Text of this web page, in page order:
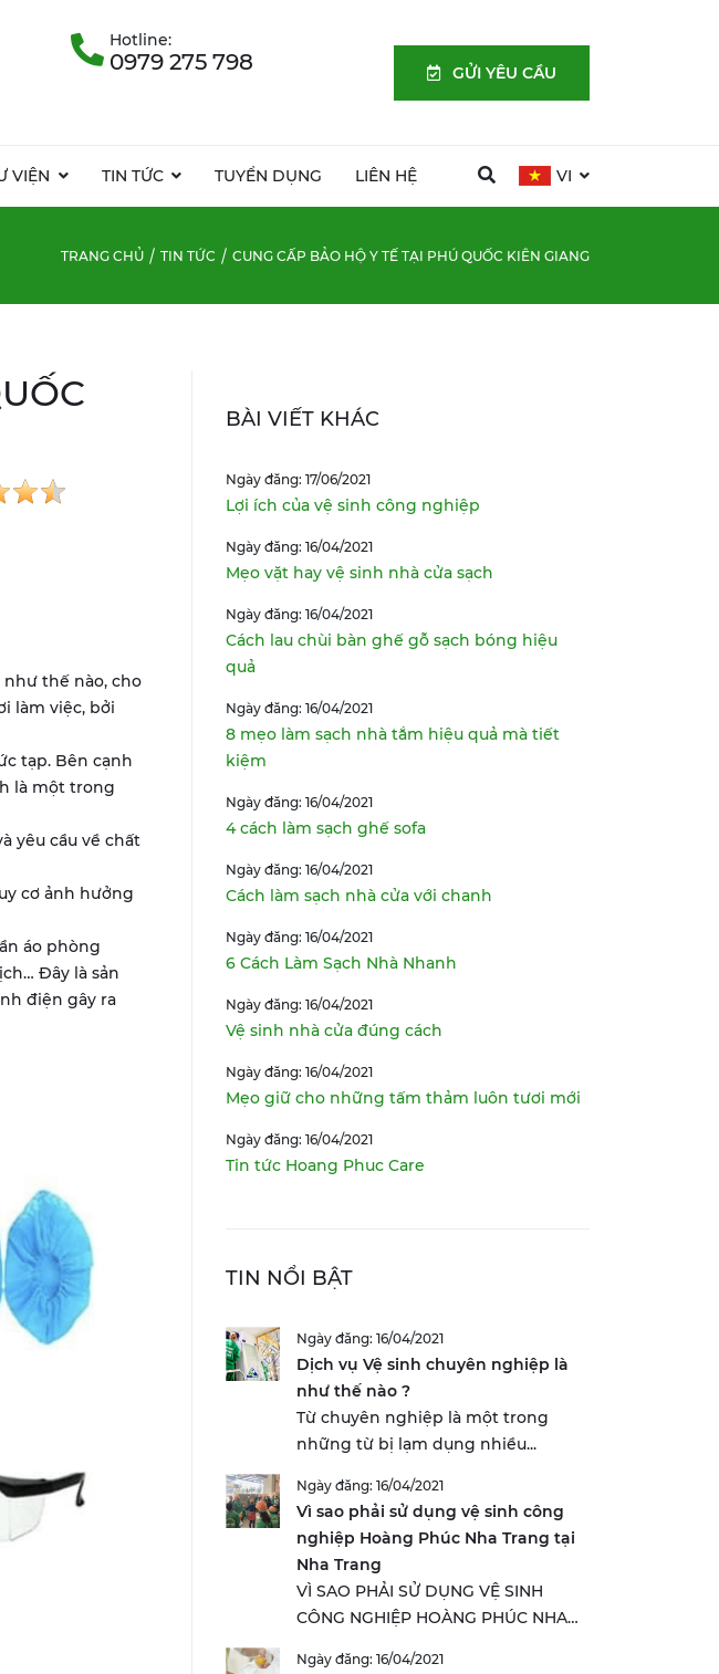
VIỆN TIN TỨC TUYỂN DỤNG LIÊN HỆ VI
Hotline:
0979 275 798 GỬI YÊU CẦU
TRANG CHỦ TIN TỨC CUNG CẤP BẢO HỘ Y TẾ TẠI PHÚ QUỐC KIÊN GIANG
thế nào, cho
làm việc, bởi
tạp. Bên cạnh
là một trong
yêu cầu về chất
cơ ảnh hưởng
áo phòng
Đây là sản
điện gây ra
BÀI VIẾT KHÁC
Ngày đăng: 17/06/2021
Lợi ích của vệ sinh công nghiệp
Ngày đăng: 16/04/2021
Mẹo vặt hay vệ sinh nhà cửa sạch
Ngày đăng: 16/04/2021
Cách lau chùi bàn ghế gỗ sạch bóng hiệu
quả
Ngày đăng: 16/04/2021
8 mẹo làm sạch nhà tắm hiệu quả mà tiết
kiệm
Ngày đăng: 16/04/2021
4 cách làm sạch ghế sofa
Ngày đăng: 16/04/2021
Cách làm sạch nhà cửa với chanh
Ngày đăng: 16/04/2021
6 Cách Làm Sạch Nhà Nhanh
Ngày đăng: 16/04/2021
Vệ sinh nhà cửa đúng cách
Ngày đăng: 16/04/2021
Mẹo giữ cho những tấm thảm luôn tươi mới
Ngày đăng: 16/04/2021
Tin tức Hoang Phuc Care
TIN NỔI BẬT
Ngày đăng: 16/04/2021
Dịch vụ Vệ sinh chuyên nghiệp là
như thế nào ?
Từ chuyên nghiệp là một trong
những từ bị lạm dụng nhiều...
Ngày đăng: 16/04/2021
Vì sao phải sử dụng vệ sinh công
nghiệp Hoàng Phúc Nha Trang tại
Nha Trang
VÌ SAO PHẢI SỬ DỤNG VỆ SINH
CÔNG NGHIỆP HOÀNG PHÚC NHA
Ngày đăng: 16/04/2021